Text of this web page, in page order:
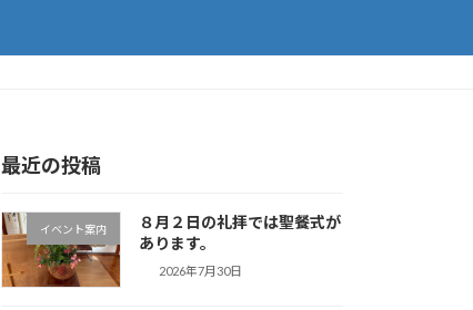
最近の投稿
イベント案内
８月２日の礼拝では聖餐式が
あります。
2026年7月30日